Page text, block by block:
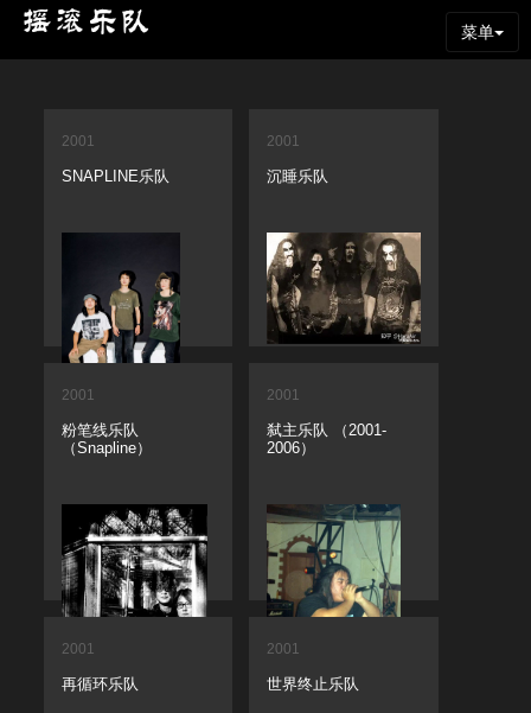
菜单
2001
SNAPLINE乐队
2001
沉睡乐队
2001
粉笔线乐队
（Snapline）
2001
弑主乐队 （2001-
2006）
2001
再循环乐队
2001
世界终止乐队